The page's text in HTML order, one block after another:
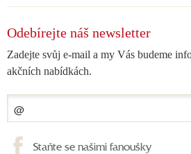
Odebírejte náš newsletter
Zadejte svůj e-mail a my Vás budeme
akčních nabídkách.
Staňte se našimi fanoušky